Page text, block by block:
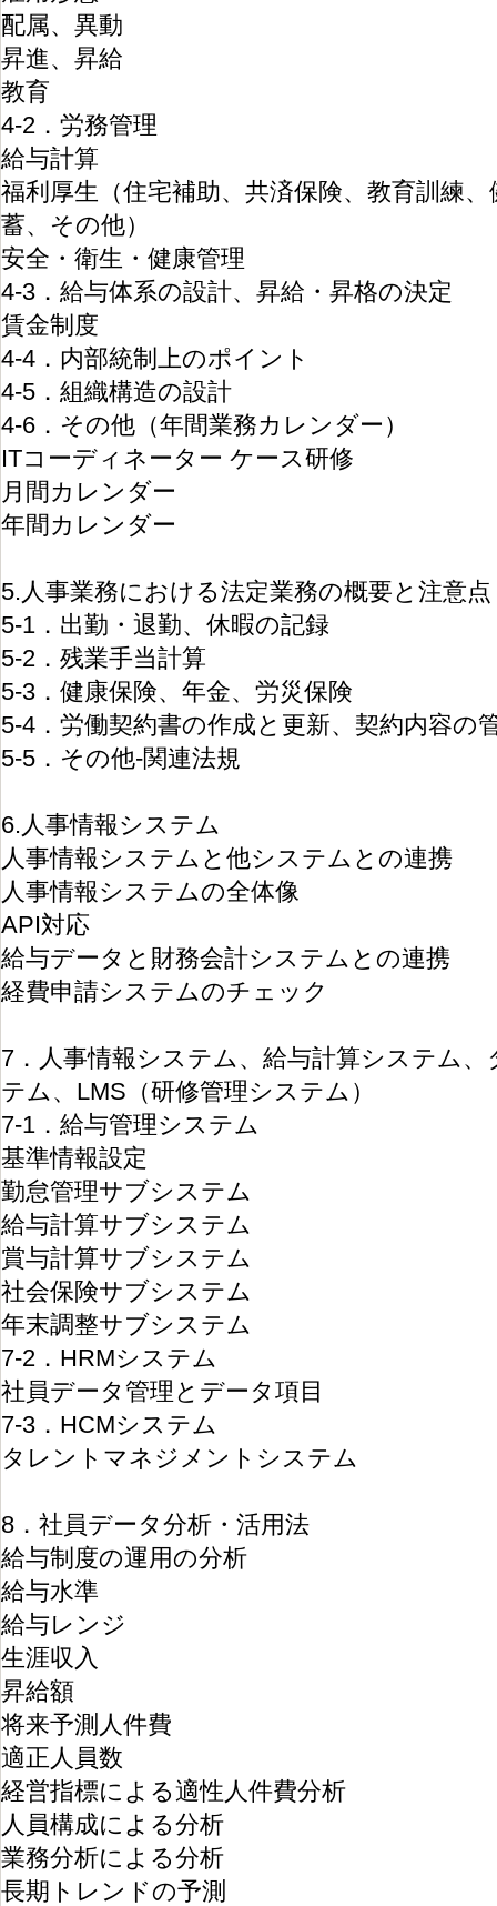
配属、異動
昇進、昇給
教育
4-2．労務管理
給与計算
福利厚生（住宅補助、共済保険、教育訓練
蓄、その他）
安全・衛生・健康管理
4-3．給与体系の設計、昇給・昇格の決定
賃金制度
4-4．内部統制上のポイント
4-5．組織構造の設計
4-6．その他（年間業務カレンダー）
ITコーディネーター ケース研修
月間カレンダー
年間カレンダー
5.人事業務における法定業務の概要と注意点
5-1．出勤・退勤、休暇の記録
5-2．残業手当計算
5-3．健康保険、年金、労災保険
5-4．労働契約書の作成と更新、契約内容の
5-5．その他-関連法規
6.人事情報システム
人事情報システムと他システムとの連携
人事情報システムの全体像
API対応
給与データと財務会計システムとの連携
経費申請システムのチェック
7．人事情報システム、給与計算システム
テム、LMS（研修管理システム）
7-1．給与管理システム
基準情報設定
勤怠管理サブシステム
給与計算サブシステム
賞与計算サブシステム
社会保険サブシステム
年末調整サブシステム
7-2．HRMシステム
社員データ管理とデータ項目
7-3．HCMシステム
タレントマネジメントシステム
8．社員データ分析・活用法
給与制度の運用の分析
給与水準
給与レンジ
生涯収入
昇給額
将来予測人件費
適正人員数
経営指標による適性人件費分析
人員構成による分析
業務分析による分析
長期トレンドの予測